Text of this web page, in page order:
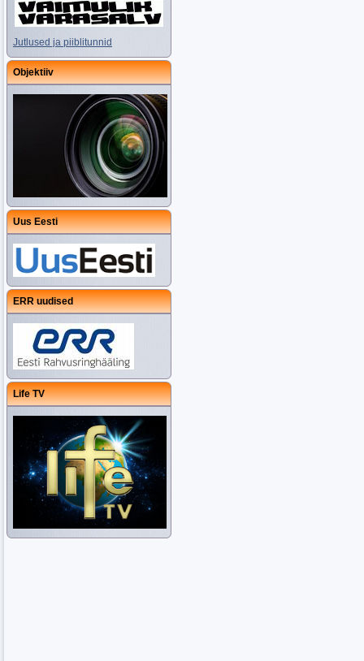
Jutlused ja piiblitunnid
Objektiiv
Uus Eesti
ERR uudised
Life TV